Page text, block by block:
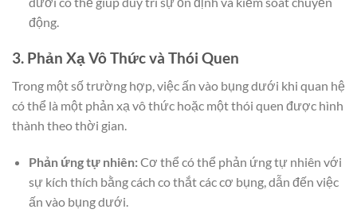
động.
3. Phản Xạ Vô Thức và Thói Quen
Trong một số trường hợp, việc ấn vào bụng dưới khi quan hệ
có thể là một phản xạ vô thức hoặc một thói quen được hình
thành theo thời gian.
Phản ứng tự nhiên:Cơ thể có thể phản ứng tự nhiên với
sự kích thích bằng cách co thắt các cơ bụng, dẫn đến việc
ấn vào bụng dưới.